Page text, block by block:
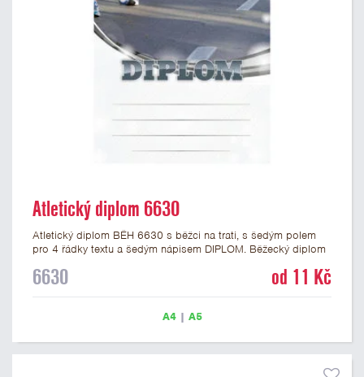
Atletický diplom 6630
Atletický diplom BĚH 6630 s běžci na trati, s šedým polem
pro 4 řádky textu a šedým nápisem DIPLOM. Běžecký diplom
BĚH má gramáž 250 g/m2.
6630 od 11 Kč
A4| A5